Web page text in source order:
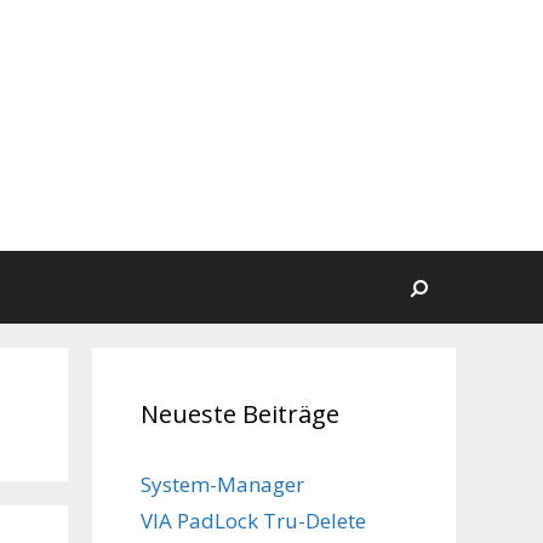
Suchen
Neueste Beiträge
System-Manager
VIA PadLock Tru-Delete